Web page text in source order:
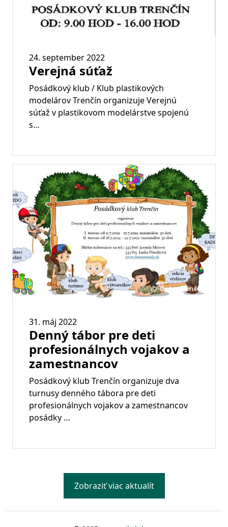
Verejná súťaž
24. september 2022
Posádkový klub / Klub plastikových
modelárov Trenčín organizuje Verejnú
súťaž v plastikovom modelárstve spojenú
s…
Denný tábor pre deti
profesionálnych vojakov a
zamestnancov
31. máj 2022
Posádkový klub Trenčín organizuje dva
turnusy denného tábora pre deti
profesionálnych vojakov a zamestnancov
posádky …
Zobraziť viac aktualít